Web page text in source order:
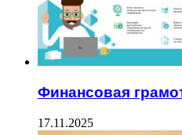
Финансовая
17.11.2025